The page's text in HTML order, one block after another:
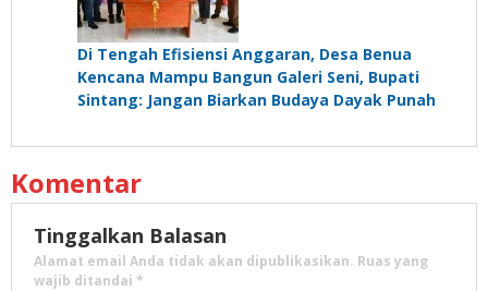
Di Tengah Efisiensi Anggaran, Desa Benua
Kencana Mampu Bangun Galeri Seni, Bupati
Sintang: Jangan Biarkan Budaya Dayak Punah
Komentar
Tinggalkan Balasan
Alamat email Anda tidak akan dipublikasikan. Ruas yang
wajib ditandai *